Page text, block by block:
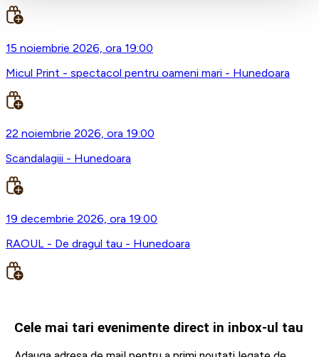
15 noiembrie 2026, ora 19:00
Micul Print - spectacol pentru oameni mari - Hunedoara
22 noiembrie 2026, ora 19:00
Scandalagiii - Hunedoara
19 decembrie 2026, ora 19:00
RAOUL - De dragul tau - Hunedoara
Cele mai tari evenimente direct in inbox-ul tau